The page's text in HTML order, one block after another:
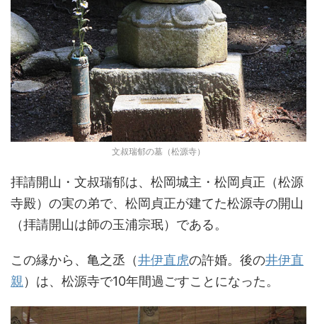
文叔瑞郁の墓（松源寺）
拝請開山・文叔瑞郁は、松岡城主・松岡貞正（松源
寺殿）の実の弟で、松岡貞正が建てた松源寺の開山
（拝請開山は師の玉浦宗珉）である。
この縁から、亀之丞（井伊直虎の許婚。後の井伊直
親）は、松源寺で10年間過ごすことになった。